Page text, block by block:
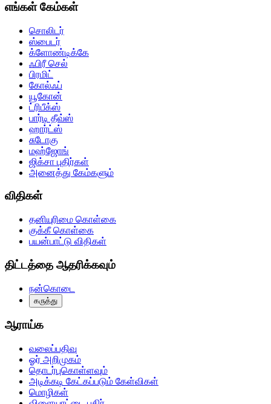
எங்கள் கேம்கள்
சொலிடர்
ஸ்பைடர்
க்ளோண்டிக்கே
ஃபிரீ செல்
பிரமிட்
கோல்ஃப்
யூகோன்
ட்ரிபீக்ஸ்
பார்டி தீவ்ஸ்
ஹார்ட்ஸ்
சுடோகு
மஹ்ஜோங்
ஜிக்சா புதிர்கள்
அனைத்து கேம்களும்
விதிகள்
தனியுரிமை கொள்கை
குக்கீ கொள்கை
பயன்பாட்டு விதிகள்
திட்டத்தை ஆதரிக்கவும்
நன்கொடை
கருத்து
ஆராய்க
வலைப்பதிவு
ஓர் அறிமுகம்
தொடர்புகொள்ளவும்
அடிக்கடி கேட்கப்படும் கேள்விகள்
மொழிகள்